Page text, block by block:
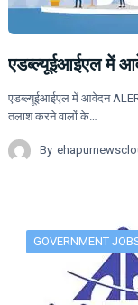
एडब्ल्यूईआईएल में
एडब्ल्यूईआईएल में आवेदन
तलाश करने वालों के…
By
GOVERNMENT